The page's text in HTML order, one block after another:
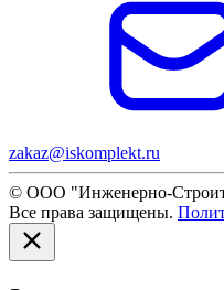
zakaz@iskomplekt.ru
© ООО "Инженерно-
Все права защищены.